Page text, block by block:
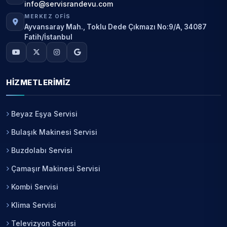
info@servisrandevu.com
MERKEZ OFIS
Ayvansaray Mah., Toklu Dede Çıkmazı No:9/A, 34087
Fatih/İstanbul
HIZMETLERIMIZ
Beyaz Eşya Servisi
Bulaşık Makinesi Servisi
Buzdolabı Servisi
Çamaşır Makinesi Servisi
Kombi Servisi
Klima Servisi
Televizyon Servisi